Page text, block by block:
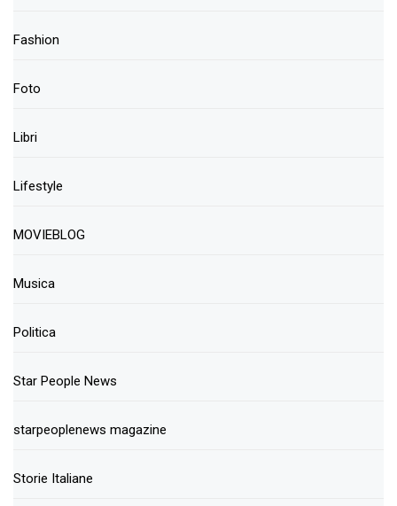
Fashion
Foto
Libri
Lifestyle
MOVIEBLOG
Musica
Politica
Star People News
starpeoplenews magazine
Storie Italiane